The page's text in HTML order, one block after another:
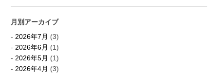
月別アーカイブ
2026年7月 (3)
2026年6月 (1)
2026年5月 (1)
2026年4月 (3)